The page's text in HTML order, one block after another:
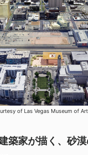
of Las Vegas Museum of Art
築家が描く、砂